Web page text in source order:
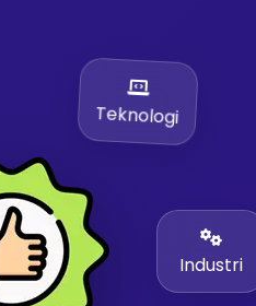
Teknologi
Industri